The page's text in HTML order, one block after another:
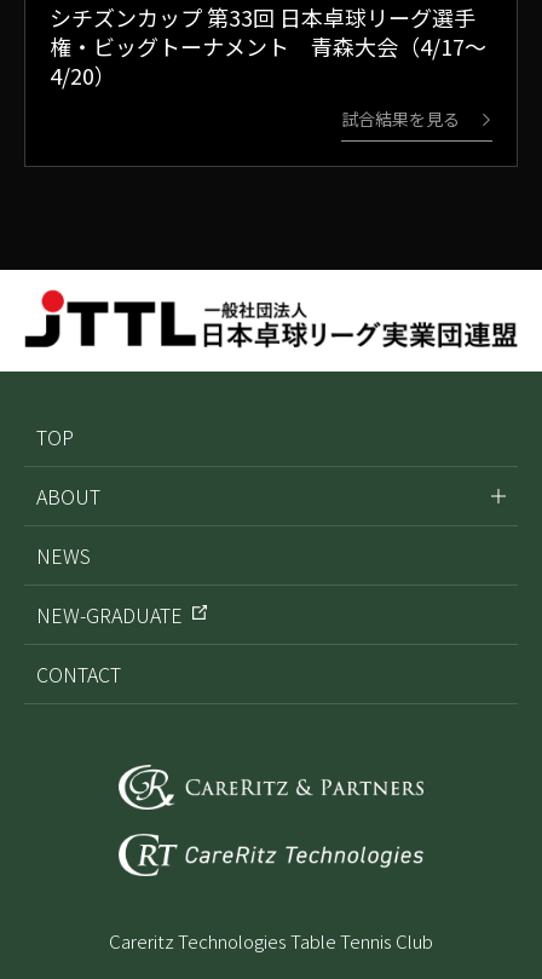
シチズンカップ 第33回 日本卓球リーグ選手
権・ビッグトーナメント 青森大会（4/17～
4/20）
試合結果を見る
TOP
ABOUT
NEWS
NEW-GRADUATE
CONTACT
Careritz Technologies Table Tennis Club